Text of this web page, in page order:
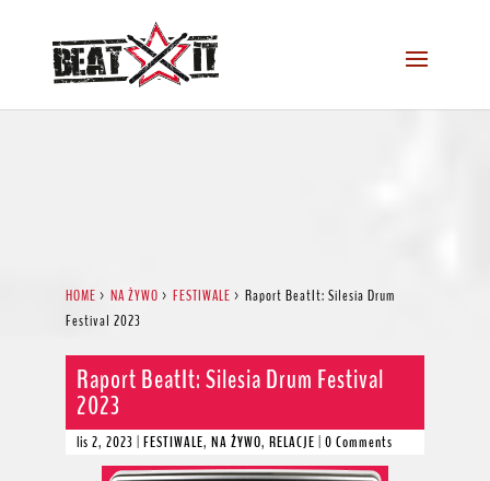
HOME > NA ŻYWO > FESTIWALE > Raport BeatIt: Silesia Drum
Festival 2023
Raport BeatIt: Silesia Drum Festival
2023
lis 2, 2023 | FESTIWALE, NA ŻYWO, RELACJE | 0 Comments